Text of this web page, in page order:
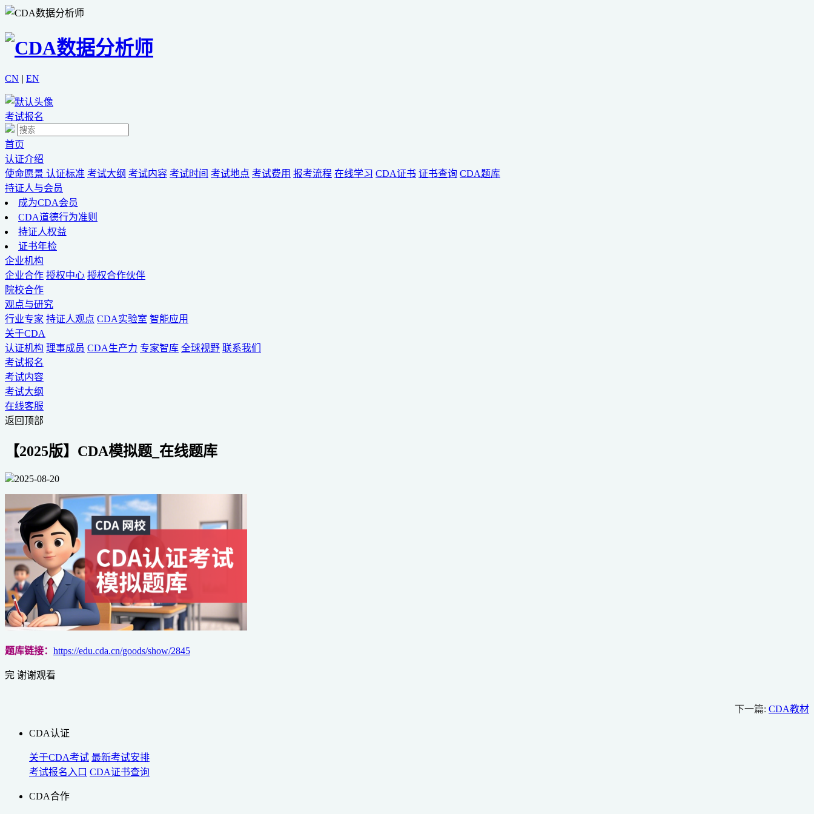
CN | EN
考试报名
首页
认证介绍
使命愿景 认证标准 考试大纲 考试内容 考试时间 考试地点 考试费用 报考流程 在线学习 CDA证书 证书查询 CDA题库
持证人与会员
成为CDA会员
CDA道德行为准则
持证人权益
证书年检
企业机构
企业合作 授权中心 授权合作伙伴
院校合作
观点与研究
行业专家 持证人观点 CDA实验室 智能应用
关于CDA
认证机构 理事成员 CDA生产力 专家智库 全球视野 联系我们
考试报名
考试内容
考试大纲
在线客服
返回顶部
【2025版】CDA模拟题_在线题库
2025-08-20
题库链接： https://edu.cda.cn/goods/show/2845
完 谢谢观看
下一篇: CDA教材
CDA认证
关于CDA考试 最新考试安排
考试报名入口 CDA证书查询
CDA合作